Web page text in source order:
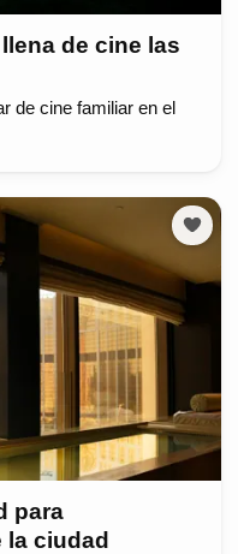
de cine las
de cine familiar en el
para
ciudad